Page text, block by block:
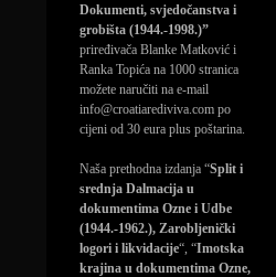
Dokumenti, svjedočanstva i
grobišta (1944.-1998.)”
priređivača Blanke Matković i
Ranka Topića na 1000 stranica
možete naručiti na e-mail
info@croatiarediviva.com po
cijeni od 30 eura plus poštarina.
Naša prethodna izdanja “Split i
srednja Dalmacija u
dokumentima Ozne i Udbe
(1944.-1962.), Zarobljenički
logori i likvidacije“, “Imotska
krajina u dokumentima Ozne,